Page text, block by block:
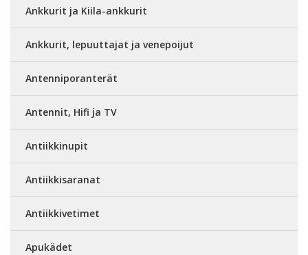
Ankkurit ja Kiila-ankkurit
Ankkurit, lepuuttajat ja venepoijut
Antenniporanterät
Antennit, Hifi ja TV
Antiikkinupit
Antiikkisaranat
Antiikkivetimet
Apukädet